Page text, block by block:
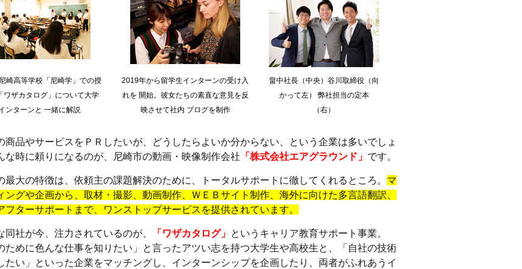
崎高等学校「尼崎学」での授
ワザカタログ」について大学
ンターンと 一緒に解説
2019年から留学生インターンの受け入
れを 開始。彼女たちの素直な意見を反
映させて社内 ブログを制作
畠中社長（中央）谷川取締役（向
かって左） 弊社担当の定本
（右）
品やサービスをＰＲしたいが、どうしたらよいか分からない、という企業は多いでしょ
な時に頼りになるのが、尼崎市の動画・映像制作会社 「株式会社エアグラウンド」 です。
大の特徴は、依頼主の課題解決のために、トータルサポートに徹してくれるところ。 マ
ングや企画から、取材・撮影、動画制作、ＷＥＢサイト制作、海外に向けた多言語翻訳、
フターサポートまで、ワンストップサービスを提供されています。
社が今、注力されているのが、 「ワザカタログ」 というキャリア教育サポート事業。
ために色んな仕事を知りたい」と言ったアツい志を持つ大学生や高校生と、「自社の技術
たい」といった企業をマッチングし、インターンシップを企画したり、両者がふれあうイ